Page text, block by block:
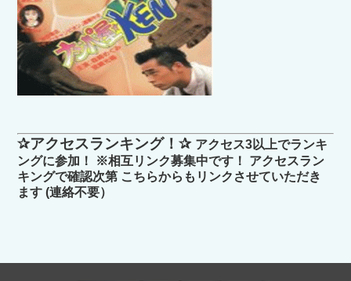
✰アクセスランキング！✰ アクセス3以上でランキ
ングに参加！ ※相互リンク募集中です！ アクセスラン
キングで確認次第 こちらからもリンクさせていただき
ます (連絡不要）